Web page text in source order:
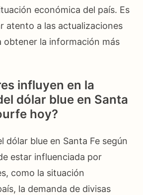
económica del país. Es
atento a las actualizaciones
obtener la información más
influyen en la
dólar blue en Santa
hoy?
dólar blue en Santa Fe según
estar influenciada por
como la situación
la demanda de divisas